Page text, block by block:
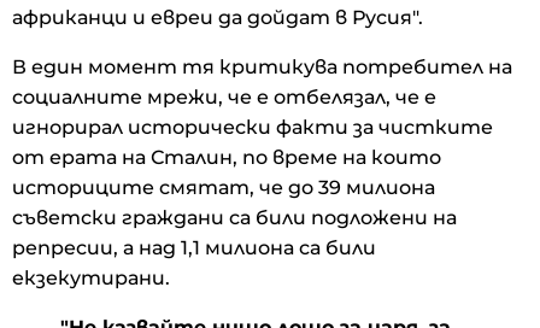
африканци и евреи да дойдат в Русия".
В един момент тя критикува потребител на
социалните мрежи, че е отбелязал, че е
игнорирал исторически факти за чистките
от ерата на Сталин, по време на които
историците смятат, че до 39 милиона
съветски граждани са били подложени на
репресии, а над 1,1 милиона са били
екзекутирани.